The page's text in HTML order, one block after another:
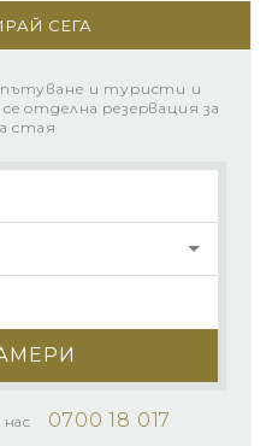
СЕГА
и туристи и
отделна резервация за
стая
0700 18 017